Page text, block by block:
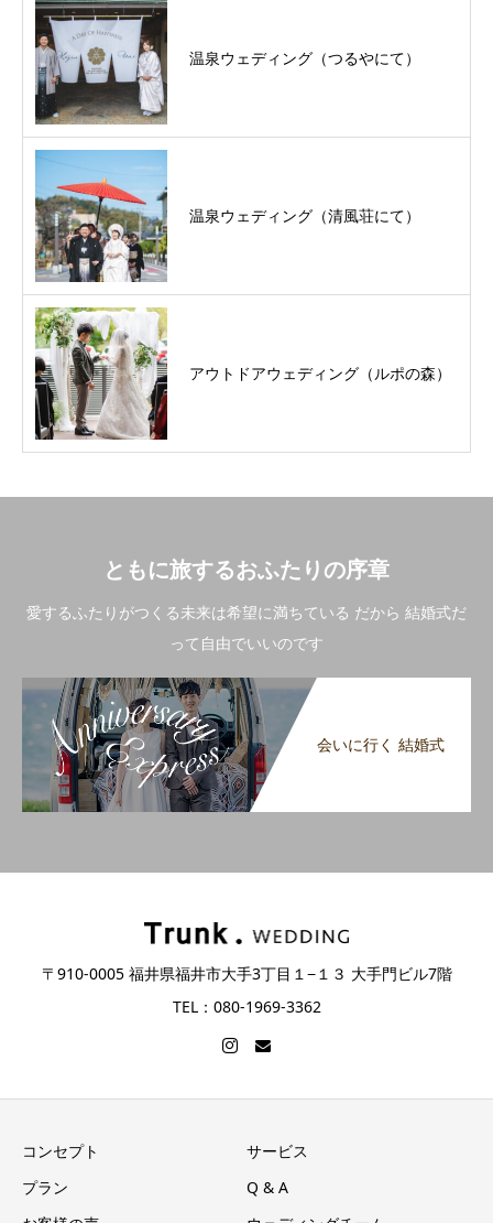
温泉ウェディング（つるやにて）
温泉ウェディング（清風荘にて）
アウトドアウェディング（ルポの森）
ともに旅するおふたりの序章
愛するふたりがつくる未来は希望に満ちている だから 結婚式だ
って自由でいいのです
会いに行く 結婚式
〒910-0005 福井県福井市大手3丁目１−１３ 大手門ビル7階
TEL：080-1969-3362
コンセプト
サービス
プラン
Q & A